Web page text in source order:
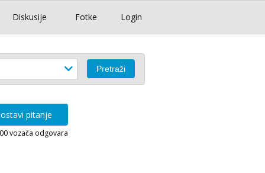
Login
Diskusije Fotke
pitanje
vozača odgovara